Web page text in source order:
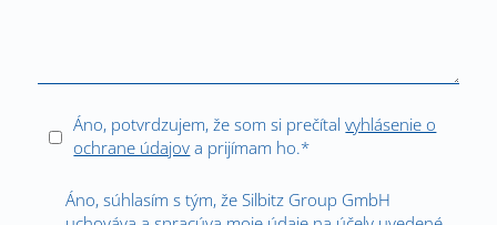
Áno, potvrdzujem, že som si prečítalvyhlásenie o
ochrane údajov a prijímam ho.*
Áno, súhlasím s tým, že Silbitz Group GmbH